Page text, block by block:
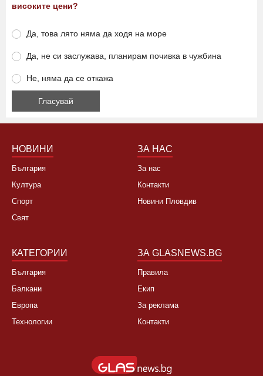
високите цени?
Да, това лято няма да ходя на море
Да, не си заслужава, планирам почивка в чужбина
Не, няма да се откажа
НОВИНИ
България
Култура
Спорт
Свят
ЗА НАС
За нас
Контакти
Новини Пловдив
КАТЕГОРИИ
България
Балкани
Европа
Технологии
ЗА GLASNEWS.BG
Правила
Екип
За реклама
Контакти